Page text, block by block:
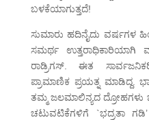
ಬಳಕೆಯಾಗುತ್ತದೆ!
ಸುಮಾರು ಹದಿನೈದು ವರ್ಷಗಳ
ಸಮರ್ಥ
ರಾಡ್ರಿಗಸ್. ಈತ
ಪ್ರಾಮಾಣಿಕ ಪ್ರಯತ್ನ ಮಾಡಿದ್ದ.
ತಮ್ಮ ಜಲಮಾಲಿನ್ಯದ
ಚಟುವಟಿಕೆಗಳಿಗೆ `ಭದ್ರತಾ